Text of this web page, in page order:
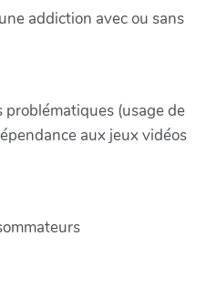
addiction avec ou sans
(usage de
aux jeux vidéos